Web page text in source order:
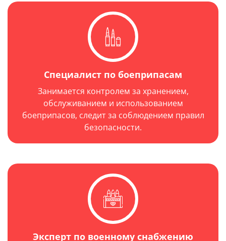
Год выпуска: 1962 г.
Специалист по боеприпасам
Занимается контролем за хранением,
обслуживанием и использованием
боеприпасов, следит за соблюдением правил
безопасности.
Эксперт по военному снабжению